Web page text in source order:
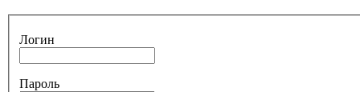
Логин
Пароль